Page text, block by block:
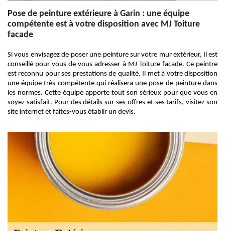
Pose de peinture extérieure à Garin : une équipe
compétente est à votre disposition avec MJ Toiture
facade
Si vous envisagez de poser une peinture sur votre mur extérieur, il est
conseillé pour vous de vous adresser à MJ Toiture facade. Ce peintre
est reconnu pour ses prestations de qualité. Il met à votre disposition
une équipe très compétente qui réalisera une pose de peinture dans
les normes. Cette équipe apporte tout son sérieux pour que vous en
soyez satisfait. Pour des détails sur ses offres et ses tarifs, visitez son
site internet et faites-vous établir un devis.